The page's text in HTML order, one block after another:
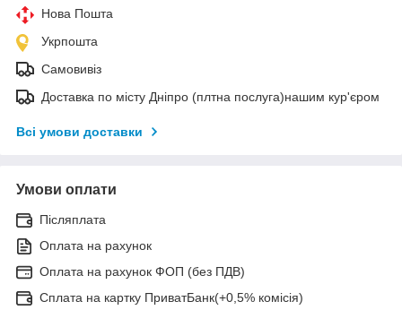
Нова Пошта
Укрпошта
Самовивіз
Доставка по місту Дніпро (плтна послуга)нашим кур'єром
Всі умови доставки
Умови оплати
Післяплата
Оплата на рахунок
Оплата на рахунок ФОП (без ПДВ)
Сплата на картку ПриватБанк(+0,5% комісія)